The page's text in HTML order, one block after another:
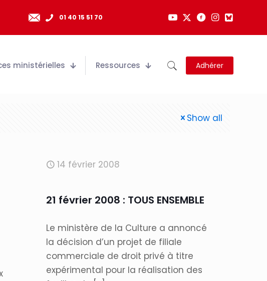
01 40 15 51 70
ministérielles Ressources Adhérer
Show all
14 février 2008
21 février 2008 : TOUS ENSEMBLE
Le ministère de la Culture a annoncé
la décision d’un projet de filiale
commerciale de droit privé à titre
expérimental pour la réalisation des